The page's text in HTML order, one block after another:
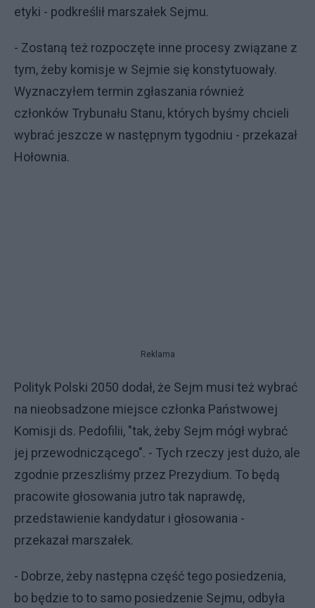
etyki - podkreślił marszałek Sejmu.
- Zostaną też rozpoczęte inne procesy związane z
tym, żeby komisje w Sejmie się konstytuowały.
Wyznaczyłem termin zgłaszania również
członków Trybunału Stanu, których byśmy chcieli
wybrać jeszcze w następnym tygodniu - przekazał
Hołownia.
Reklama
Polityk Polski 2050 dodał, że Sejm musi też wybrać
na nieobsadzone miejsce członka Państwowej
Komisji ds. Pedofilii, "tak, żeby Sejm mógł wybrać
jej przewodniczącego". - Tych rzeczy jest dużo, ale
zgodnie przeszliśmy przez Prezydium. To będą
pracowite głosowania jutro tak naprawdę,
przedstawienie kandydatur i głosowania -
przekazał marszałek.
- Dobrze, żeby następna część tego posiedzenia,
bo będzie to to samo posiedzenie Sejmu, odbyła